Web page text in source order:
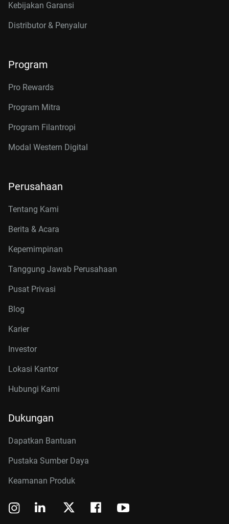
Kebijakan Garansi
Distributor & Penyalur
Program
Pro Rewards
Program Mitra
Program Filantropi
Modal Western Digital
Perusahaan
Tentang Kami
Berita & Acara
Kepemimpinan
Tanggung Jawab Perusahaan
Pusat Privasi
Blog
Karier
Investor
Lokasi Kantor
Hubungi Kami
Dukungan
Dapatkan Bantuan
Pustaka Sumber Daya
Keamanan Produk